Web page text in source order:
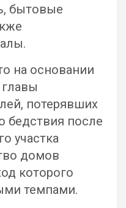
бытовые
на основании
потерявших
бедствия после
участка
домов
которого
темпами.